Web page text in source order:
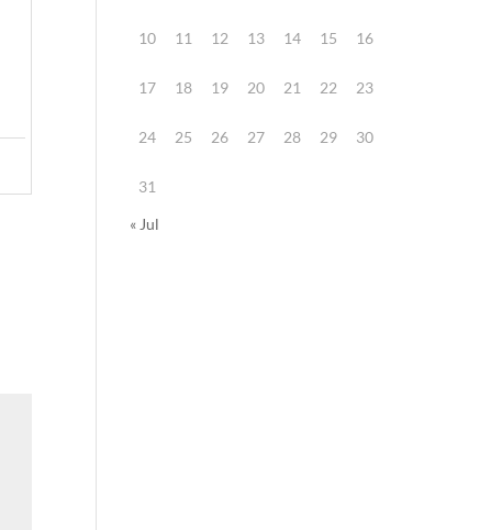
10 11 12 13 14 15 16
17 18 19 20 21 22 23
24 25 26 27 28 29 30
31
« Jul